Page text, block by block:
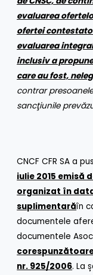
evaluarea
ofertei
evaluarea
inclusiv a
care au fost,
contrar
sancţiunile
CNCF CFR SA a
iulie 2015 emisă
organizat în data
suplimentarăîn
documentele
documentele
nr. 925/2006. La